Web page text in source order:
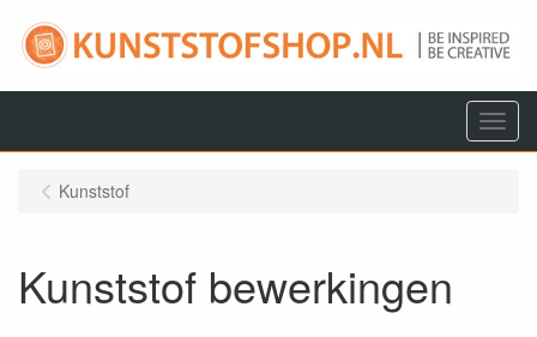
Menu
Kunststof
Kunststof bewerkingen